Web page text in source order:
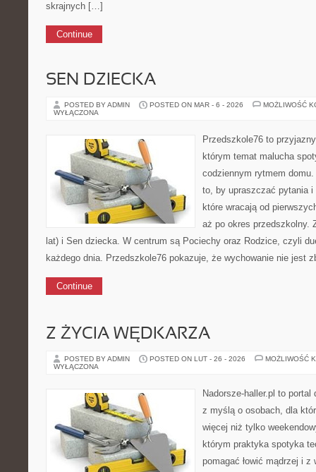
skrajnych […]
Continue
SEN DZIECKA
POSTED BY ADMIN POSTED ON MAR - 6 - 2026
MOŻLIWOŚĆ
WYŁĄCZONA
Przedszkole76 to
którym temat malucha
codziennym rytmem
to, by upraszczać pytania i
które wracają od
aż po okres przedszkolny.
lat) i Sen dziecka. W centrum są Pociechy oraz Rodzice, czyli
każdego dnia. Przedszkole76 pokazuje, że wychowanie nie jest
Continue
Z ŻYCIA WĘDKARZA
POSTED BY ADMIN POSTED ON LUT - 26 - 2026
MOŻLIWOŚĆ
WYŁĄCZONA
Nadorsze-haller.pl to portal
z myślą o osobach, dla
więcej niż tylko
którym praktyka spotyka
pomagać łowić mądrzej i